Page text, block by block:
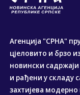
Агенција "СРНА"
цјеловито и брзо
новински
и рађени у складу
захтијева